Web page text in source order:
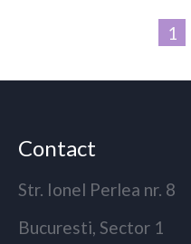
1
Contact
Str. Ionel Perlea nr. 8
Bucuresti, Sector 1